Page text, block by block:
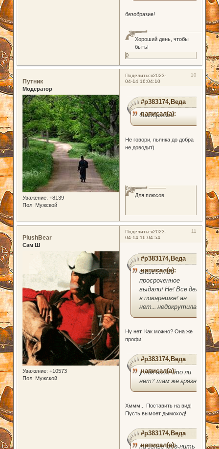
безобразие!
Хороший день, чтобы
быть!
0
Поделиться 10
2023-
04-14 16:04:10
Путник
Модератор
Уважение: +8139
Пол: Мужской
#p383174,Веда
написал(а):
безобразие!
Не говори, пьянка до добра
не доводит)
Для плюсов.
0
Поделиться 11
2023-
04-14 16:04:54
PlushBear
Сам Ш
Уважение: +10573
Пол: Мужской
#p383174,Веда
написал(а):
олшебство
просроченное
выдали! Не! Все дело
в поварёшке! ан
нет... недокрутила?
Ну нет. Как можно? Она же
профи!
#p383174,Веда
написал(а):
у неё окон что ли
нет? там же грязно!
Хммм... Поставить на вид!
Пусть вымоет дымоход!
#p383174,Веда
написал(а):
на зелье кто-нить